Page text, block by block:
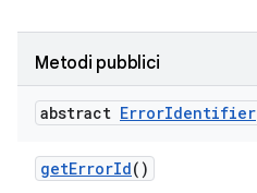
Metodi pubblici
abstract ErrorIdentifier
getErrorId()